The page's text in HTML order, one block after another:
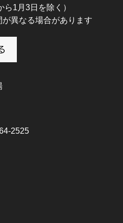
ら1月3日を除く）
異なる場合があります
2525